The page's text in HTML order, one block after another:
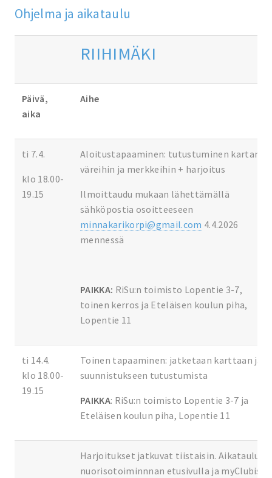
Ohjelma ja aikataulu
RIIHIMÄKI
Päivä,
aika
Aihe
ti 7.4.
klo 18.00-
19.15
Aloitustapaaminen: tutustuminen kartan
väreihin ja merkkeihin + harjoitus
Ilmoittaudu mukaan lähettämällä
sähköpostia osoitteeseen
minnakarikorpi@gmail.com 4.4.2026
mennessä
PAIKKA: RiSu:n toimisto Lopentie 3-7,
toinen kerros ja Eteläisen koulun piha,
Lopentie 11
ti 14.4.
klo 18.00-
19.15
Toinen tapaaminen: jatketaan karttaan ja
suunnistukseen tutustumista
PAIKKA: RiSu:n toimisto Lopentie 3-7 ja
Eteläisen koulun piha, Lopentie 11
Harjoitukset jatkuvat tiistaisin. Aikataulu
nuorisotoiminnnan etusivulla ja myClubissa